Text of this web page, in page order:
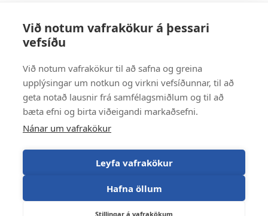
Við notum vafrakökur á þessari
vefsíðu
Við notum vafrakökur til að safna og greina
upplýsingar um notkun og virkni vefsíðunnar, til að
geta notað lausnir frá samfélagsmiðlum og til að
bæta efni og birta viðeigandi markaðsefni.
Nánar um vafrakökur
Leyfa vafrakökur
Hafna öllum
Stillingar á vafrakökum
Strætisvagnar:
Númer 11 stansar við Háaleitisbraut.
Númer 2, 5, 15 og 17 stansa við Suðurlandsbraut.